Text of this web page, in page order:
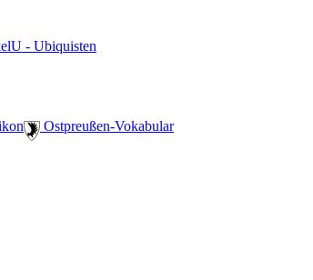
U - Ubiquisten
️ Ostpreußen-Vokabular